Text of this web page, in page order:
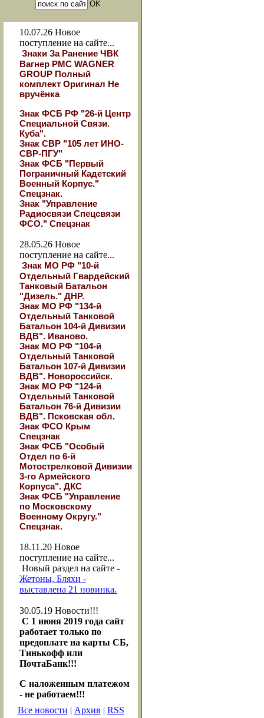
10.07.26 Новое
поступление на сайте...
Знаки За Ранение ЧВК
Вагнер РМС WAGNER
GROUP Полный
комплект Оригинал Не
вручёнка
Знак ФСБ РФ "26-й Центр
Специальной Связи.
Куба".
Знак СВР "105 лет ИНО-
СВР-ПГУ"
Знак ФСБ "Первый
Пограничный Кадетский
Военный Корпус."
Спецзнак.
Знак "Управление
Радиосвязи Спецсвязи
ФСО." Спецзнак
28.05.26 Новое
поступление на сайте...
Знак МО РФ "10-й
Отдельный Гвардейский
Танковый Батальон
"Дизель." ДНР.
Знак МО РФ "134-й
Отдельный Танковой
Батальон 104-й Дивизии
ВДВ". Иваново.
Знак МО РФ "104-й
Отдельный Танковой
Батальон 107-й Дивизии
ВДВ". Новороссийск.
Знак МО РФ "124-й
Отдельный Танковой
Батальон 76-й Дивизии
ВДВ". Псковская обл.
Знак ФСО Крым
Спецзнак
Знак ФСБ "Особый
Отдел по 6-й
Мотострелковой Дивизии
3-го Армейского
Корпуса". ДКС
Знак ФСБ "Управление
по Московскому
Военному Округу."
Спецзнак.
18.11.20 Новое
поступление на сайте...
Новый раздел на сайте -
Жетоны, Бляхи -
выставлена 21 новинка.
30.05.19 Новости!!!
С 1 июня 2019 года сайт
работает только по
предоплате на карты СБ,
Тинькофф или
ПочтаБанк!!!
С наложенным платежом
- не работаем!!!
Все новости | Архив | RSS